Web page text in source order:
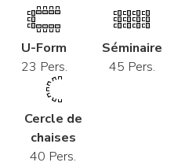
U-Form
23 Pers.
Séminaire
45 Pers.
Cercle de
chaises
40 Pers.